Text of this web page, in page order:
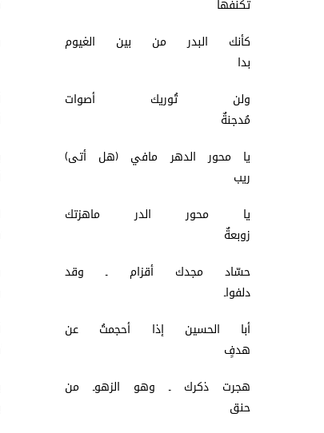
تكنفها
كأنك البدر من بين الغيوم
بدا
ولن تُوريك أصوات
مُدجنةٌ
يا محور الدهر مافي (هل أتى)
ريب
يا محور الدر ماهزتك
زوبعةٌ
حسّاد مجدك أقزام ـ وقد
دلفواـ
أبا الحسين إذا أحجمتُ عن
هدفٍ
هجرت ذكرك ـ وهو الزهوـ من
حنق